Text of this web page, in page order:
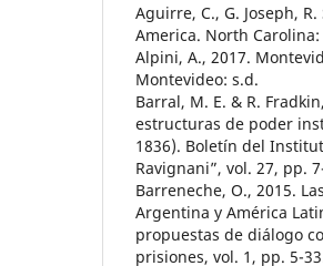
Aguirre, C., G. Joseph,
America. North
Alpini, A., 2017.
Montevideo: s.d.
Barral, M. E. & R.
estructuras de poder
1836). Boletín del
Ravignani”, vol. 27, pp.
Barreneche, O., 2015.
Argentina y América
propuestas de diálogo
prisiones, vol. 1, pp. 5-